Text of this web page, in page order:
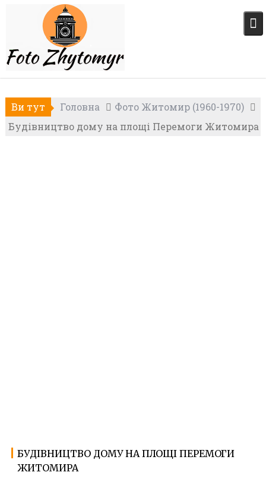
Ви тут Головна
Фото Житомир (1960-1970)
Будівництво дому на площі Перемоги Житомира
26.04.2023
Ф
БУДІВНИЦТВО ДОМУ НА ПЛОЩІ ПЕРЕМОГИ
ЖИТОМИРА